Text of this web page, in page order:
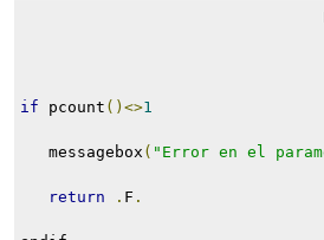
PARAMETER
if pcount ()<>1
messagebox ( "Error en el
return . F .